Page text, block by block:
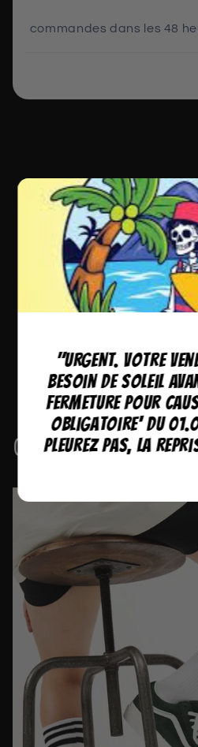
commandes dans les 48
Ces
vous
en
Collections
"URGENT. Votre
besoin de soleil
Fermeture pour
obligatoire' du
pleurez pas, la